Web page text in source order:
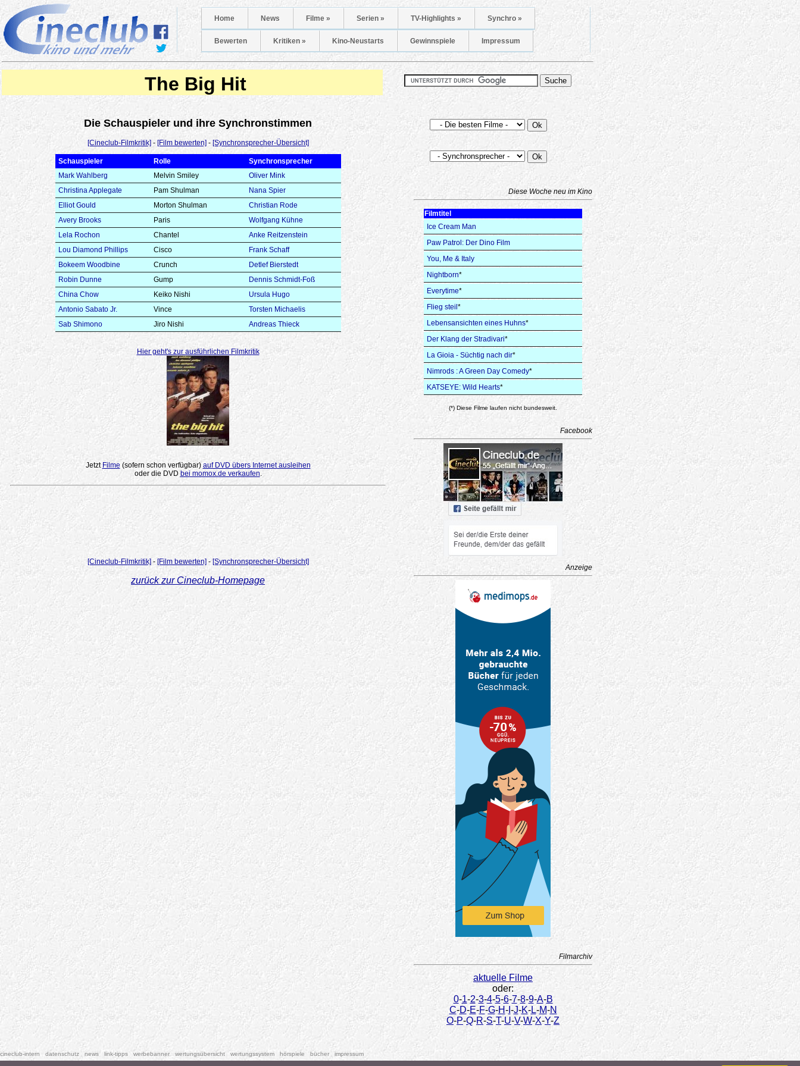
Home News Filme » Serien » TV-Highlights » Synchro »
Bewerten Kritiken » Kino-Neustarts Gewinnspiele Impressum
The Big Hit
Die Schauspieler und ihre Synchronstimmen
[Cineclub-Filmkritik] - [Film bewerten] - [Synchronsprecher-Übersicht]
Schauspieler Rolle
Synchronsprecher
Mark Wahlberg
Melvin Smiley
Oliver Mink
Christina Applegate
Pam Shulman
Nana Spier
Elliot Gould
Morton Shulman
Christian Rode
Avery Brooks
Paris
Wolfgang Kühne
Lela Rochon
Chantel
Anke Reitzenstein
Lou Diamond Phillips
Cisco
Frank Schaff
Bokeem Woodbine
Crunch
Detlef Bierstedt
Robin Dunne
Gump
Dennis Schmidt-Foß
China Chow
Keiko Nishi
Ursula Hugo
Antonio Sabato Jr.
Vince
Torsten Michaelis
Sab Shimono
Jiro Nishi Andreas Thieck
Hier geht's zur ausführlichen Filmkritik
Jetzt Filme (sofern schon verfügbar) auf DVD übers Internet ausleihen
oder die DVDbei momox.de verkaufen.
[Cineclub-Filmkritik] - [Film bewerten] -[Synchronsprecher-Übersicht]
zurück zur Cineclub-Homepage
Diese Woche neu im Kino
Filmtitel
Ice Cream Man
Paw Patrol: Der Dino Film
You, Me & Italy
Nightborn*
Everytime*
Flieg steil *
Lebensansichten eines Huhns*
Der Klang der Stradivari*
La Gioia - Süchtig nach dir*
Nimrods : A Green Day Comedy*
KATSEYE: Wild Hearts*
(*) Diese Filme laufen nicht bundesweit.
Facebook
Anzeige
Filmarchiv
aktuelle Filme
oder:
0-1-2-3-4-5-6-7-8-9-A-B
C-D-E-F-G-H-I -J-K-L-M-N
O-P-Q-R-S-T-U-V-W-X-Y-Z
cineclub-intern datenschutz news link-tipps werbebanner wertungsübersicht wertungssystem hörspiele bücher impressum